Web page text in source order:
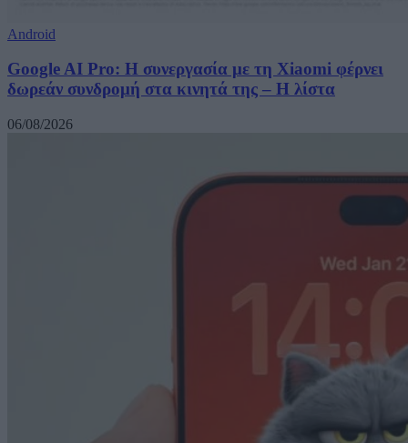
Android
Google AI Pro: Η συνεργασία με τη Xiaomi φέρνει
δωρεάν συνδρομή στα κινητά της – Η λίστα
06/08/2026